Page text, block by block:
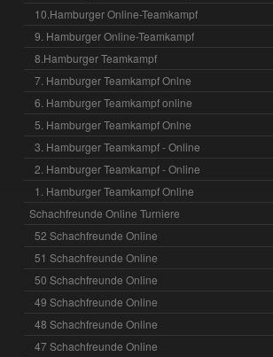
10.Hamburger Online-Teamkampf
9. Hamburger Online-Teamkampf
8.Hamburger Teamkampf
7. Hamburger Teamkampf Onlne
6. Hamburger Teamkampf online
5. Hamburger Teamkampf Onlne
3. Hamburger Teamkampf - Online
2. Hamburger Teamkampf - Online
1. Hamburger Teamkampf Online
Schachfreunde Online Turniere
52 Schachfreunde Online
51 Schachfreunde Online
50 Schachfreunde Online
49 Schachfreunde Online
48 Schachfreunde Online
47 Schachfreunde Online